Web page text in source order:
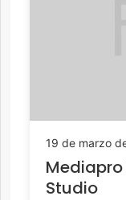
19 de marzo
Studio